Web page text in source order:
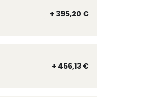
+ 395,20 €
+ 456,13 €